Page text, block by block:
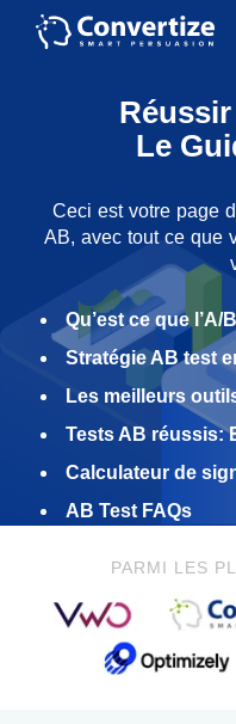
Le
Ceci est votre page
AB, avec tout ce que
Qu’est ce que l’A/
Stratégie AB test
Les meilleurs
Tests AB réussis:
Calculateur de
AB Test FAQs
PARMI LES